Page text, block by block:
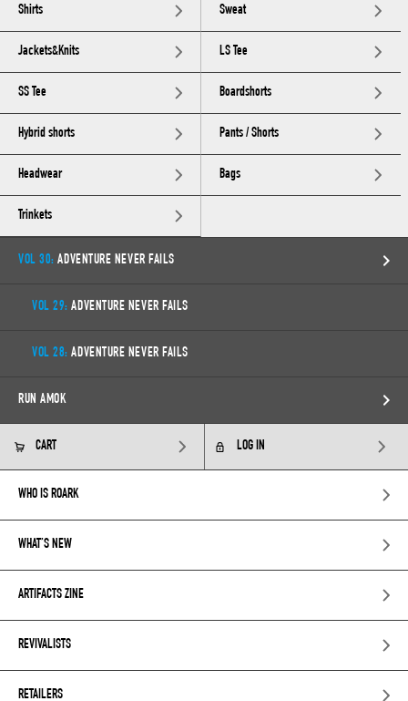
Shirts Sweat
Jackets&Knits LS Tee
SS Tee Boardshorts
Hybrid shorts Pants / Shorts
Headwear Bags
Trinkets
VOL 30: ADVENTURE NEVER FAILS
VOL 29: ADVENTURE NEVER FAILS
VOL 28: ADVENTURE NEVER FAILS
RUN AMOK
CART LOG IN
WHO IS ROARK
WHAT’S NEW
ARTIFACTS ZINE
REVIVALISTS
RETAILERS